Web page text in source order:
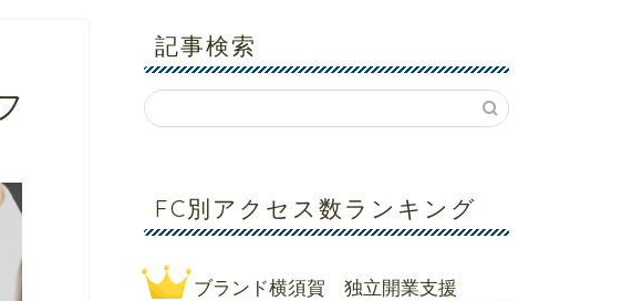
記事検索
FC別アクセス数ランキング
ブランド横須賀 独立開業支援